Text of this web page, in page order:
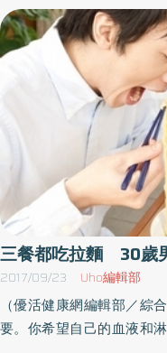
視為是可維持肌膚彈力、
管、內臟及眼球內含的一
建破爛的血管需要膠原蛋
者的眼球，可以發現其微
被阻塞，所以血液無法
險。而要重建破爛的血
蛋白還會有其他像是關節
現，所以最好要意識到
用 建議同時攝取維他命C
筋、魚翅、鰻魚、海蜇皮
食材，但不妨試試以雞翅
有些醫生主張即使攝取膠
酸，所以吃了等於沒吃，
讓眼疾好轉的例子。所以
期待出現好結果。不過膠
三餐都吃拉麵 30歲
2017/09/23 Uho編輯部
（優活健康網編輯部／綜
要。你希望自己的血液和